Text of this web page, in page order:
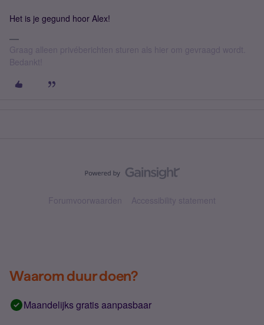
Het is je gegund hoor Alex!
Graag alleen privéberichten sturen als hier om gevraagd wordt.
Bedankt!
Forumvoorwaarden Accessibility statement
Waarom duur doen?
Maandelijks gratis aanpasbaar